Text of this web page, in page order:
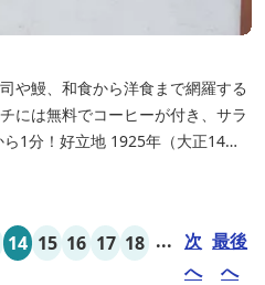
や鰻、和食から洋食まで網羅する
には無料でコーヒーが付き、サラ
三瀬谷駅から徒歩一分と好立地の
数は11室、大広間が2部屋。少人
14 15 16 17 18 ... 次
へ
最後
へ